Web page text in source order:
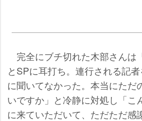
完全にブチ切れた木部さんは
とSPに耳打ち。連行される記
に聞いてなかった。本当にただ
いですか」と冷静に対処し「こ
に来ていただいて、ただただ感